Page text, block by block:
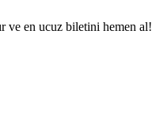
ve en ucuz biletini hemen al!